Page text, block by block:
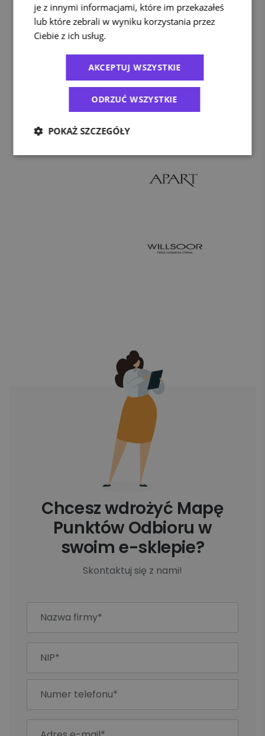
Zaufali nam:
Chcesz wdrożyć Mapę
Punktów Odbioru w
swoim e-sklepie?
Skontaktuj się z nami!
je z innymi informacjami, które im przekazałeś
lub które zebrali w wyniku korzystania przez
Ciebie z ich usług.
AKCEPTUJ WSZYSTKIE
ODRZUĆ WSZYSTKIE
POKAŻ SZCZEGÓŁY